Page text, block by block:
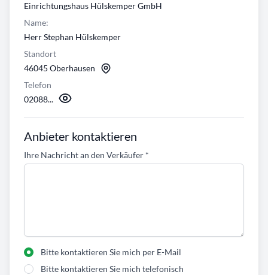
Einrichtungshaus Hülskemper GmbH
Name:
Herr Stephan Hülskemper
Standort
46045 Oberhausen
Telefon
02088...
Anbieter kontaktieren
Ihre Nachricht an den Verkäufer *
Bitte kontaktieren Sie mich per E-Mail
Bitte kontaktieren Sie mich telefonisch